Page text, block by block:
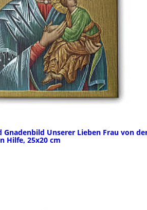
Gnadenbild Unserer Lieben Frau von
Hilfe, 25x20 cm